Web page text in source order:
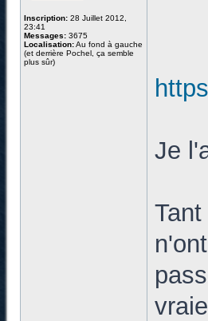
Inscription: 28 Juillet 2012,
23:41
Messages: 3675
Localisation:Au fond à gauche
(et derrière Pochel, ça semble
plus sûr)
Je